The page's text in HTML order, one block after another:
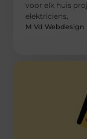
voor elk huis
elektriciens,
M Vd Webdesign